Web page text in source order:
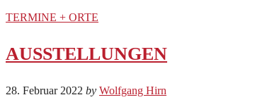
TERMINE + ORTE
AUSSTELLUNGEN
28. Februar 2022 by Wolfgang Hirn